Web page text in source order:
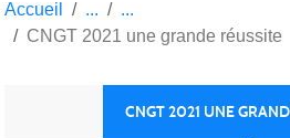
Accueil
CNGT 2021 une grande réussite
CNGT 2021 UNE